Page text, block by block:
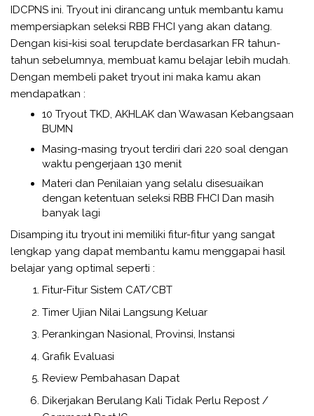
IDCPNS ini. Tryout ini dirancang untuk membantu kamu
mempersiapkan seleksi RBB FHCI yang akan datang.
Dengan kisi-kisi soal terupdate berdasarkan FR tahun-
tahun sebelumnya, membuat kamu belajar lebih mudah.
Dengan membeli paket tryout ini maka kamu akan
mendapatkan :
10 Tryout TKD, AKHLAK dan Wawasan Kebangsaan
BUMN
Masing-masing tryout terdiri dari 220 soal dengan
waktu pengerjaan 130 menit
Materi dan Penilaian yang selalu disesuaikan
dengan ketentuan seleksi RBB FHCI Dan masih
banyak lagi
Disamping itu tryout ini memiliki fitur-fitur yang sangat
lengkap yang dapat membantu kamu menggapai hasil
belajar yang optimal seperti :
Fitur-Fitur Sistem CAT/CBT
Timer Ujian Nilai Langsung Keluar
Perankingan Nasional, Provinsi, Instansi
Grafik Evaluasi
Review Pembahasan Dapat
Dikerjakan Berulang Kali Tidak Perlu Repost /